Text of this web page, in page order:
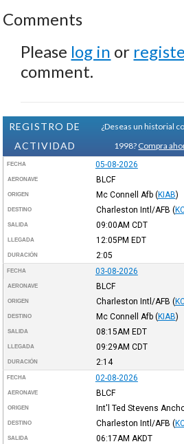
Comments
Please log in or
comment.
REGISTRO DE
ACTIVIDAD
¿Deseas un historial
1998? Compra
FECHA 05-08-2026
AERONAVE BLCF
ORIGEN Mc Connell Afb (KIAB)
DESTINO Charleston Intl/AFB (
SALIDA 09:00AM CDT
LLEGADA 12:05PM EDT
DURACIÓN 2:05
FECHA 03-08-2026
AERONAVE BLCF
ORIGEN Charleston Intl/AFB (
DESTINO Mc Connell Afb (KIAB)
SALIDA 08:15AM EDT
LLEGADA 09:29AM CDT
DURACIÓN 2:14
FECHA 02-08-2026
AERONAVE BLCF
ORIGEN Int'l Ted Stevens
DESTINO Charleston Intl/AFB (
SALIDA 06:17AM AKDT